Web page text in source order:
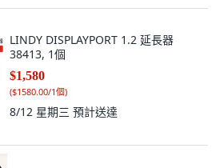
LINDY DISPLAYPORT 1.2 延長器
38413, 1個
$1,580
($1580.00/1個)
8/12 星期三 預計送達